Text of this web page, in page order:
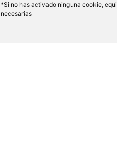
*Si no has activado ninguna cookie,
necesarias